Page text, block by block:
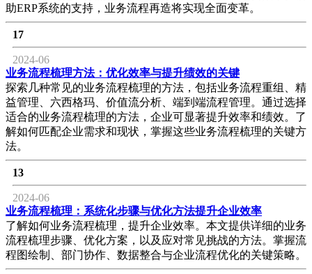
助ERP系统的支持，业务流程再造将实现全面变革。
17
2024-06
业务流程梳理方法：优化效率与提升绩效的关键
探索几种常见的业务流程梳理的方法，包括业务流程重组、精
益管理、六西格玛、价值流分析、端到端流程管理。通过选择
适合的业务流程梳理的方法，企业可显著提升效率和绩效。了
解如何匹配企业需求和现状，掌握这些业务流程梳理的关键方
法。
13
2024-06
业务流程梳理：系统化步骤与优化方法提升企业效率
了解如何业务流程梳理，提升企业效率。本文提供详细的业务
流程梳理步骤、优化方案，以及应对常见挑战的方法。掌握流
程图绘制、部门协作、数据整合与企业流程优化的关键策略。